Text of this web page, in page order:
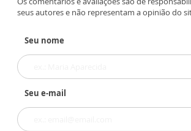
seus autores e não representam a opinião do
Seu nome
Seu e-mail